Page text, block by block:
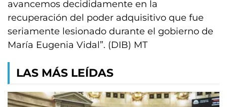
avancemos decididamente en la
recuperación del poder adquisitivo que fue
seriamente lesionado durante el gobierno de
María Eugenia Vidal”. (DIB) MT
LAS MÁS LEÍDAS